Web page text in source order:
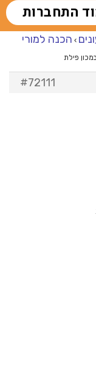
התחברות
› הכנה למורי
פילת
#72111